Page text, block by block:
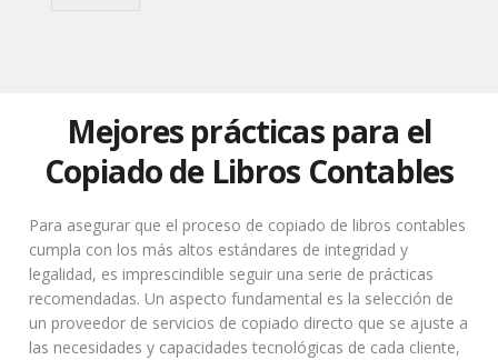
Mejores prácticas para el
Copiado de Libros Contables
Para asegurar que el proceso de copiado de libros contables
cumpla con los más altos estándares de integridad y
legalidad, es imprescindible seguir una serie de prácticas
recomendadas. Un aspecto fundamental es la selección de
un proveedor de servicios de copiado directo que se ajuste a
las necesidades y capacidades tecnológicas de cada cliente,